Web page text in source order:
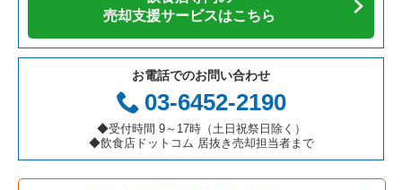
カフェの居抜き売却物件の案件一覧
テイクアウトの居抜き売却物件の案件一覧
お弁当・惣菜・デリの居抜き売却物件の案件一覧
カラオケ・パブ・スナックの居抜き売却物件の案件一覧
バーの居抜き売却物件の案件一覧
愛知県の飲食店の居抜き売却物件の案件一覧
岐阜県の飲食店の居抜き売却物件の案件一覧
三重県の飲食店の居抜き売却物件の案件一覧
小金井市の飲食店の居抜き売却物件の案件一覧
府中市の飲食店の居抜き売却物件の案件一覧
国分寺市の飲食店の居抜き売却物件の案件一覧
昭島市の飲食店の居抜き売却物件の案件一覧
稲城市の飲食店の居抜き売却物件の案件一覧
東京都下の焼肉の居抜き売却物件の案件一覧
東京都下の鉄板焼き・お好み焼の居抜き売却物件の案件一覧
東京都下のアジア料理の居抜き売却物件の案件一覧
東京都下のカフェの居抜き売却物件の案件一覧
東京都下のテイクアウトの居抜き売却物件の案件一覧
立川駅のバーの居抜き売却物件の案件一覧
立川駅の和食の居抜き売却物件の案件一覧
立川駅の洋食の居抜き売却物件の案件一覧
立川駅のその他の居抜き売却物件の案件一覧
売却支援サービスはこちら
お電話でのお問い合わせ
03-6452-2190
◆受付時間 9～17時（土日祝祭日除く）
◆飲食店ドットコム 居抜き売却担当者まで